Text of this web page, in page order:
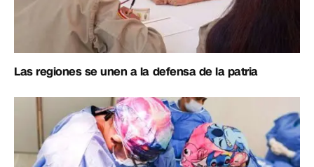
Las regiones se unen a la defensa de la patria